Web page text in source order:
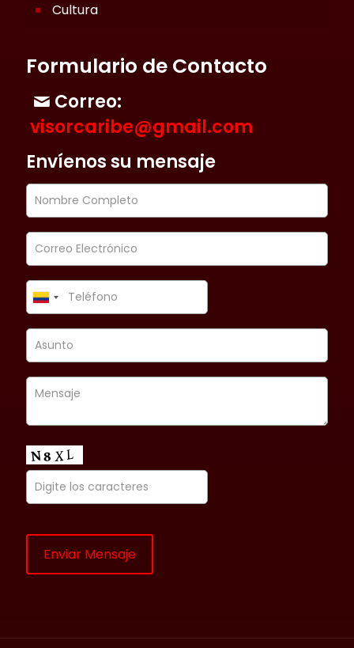
Cultura
Formulario de Contacto
Correo:
visorcaribe@gmail.com
Envíenos su mensaje